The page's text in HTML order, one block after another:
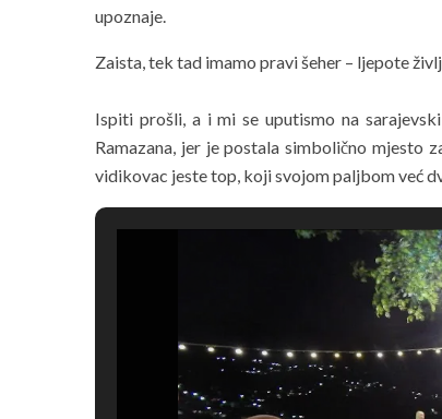
upoznaje.
Zaista, tek tad imamo pravi šeher – ljepote
Ispiti prošli, a i mi se uputismo na
Ramazana, jer je postala simbolično mjesto
vidikovac jeste top, koji svojom paljbom već